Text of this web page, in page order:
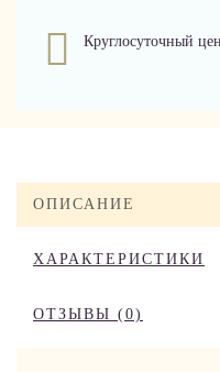
Круглосуточный
ОПИСАНИЕ
ХАРАКТЕРИСТИКИ
ОТЗЫВЫ (0)